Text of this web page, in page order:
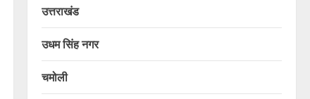
उत्तराखंड
उधम सिंह नगर
चमोली